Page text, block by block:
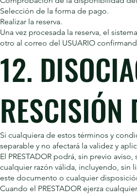
Selección de la forma de pago.
Realizar la reserva.
Una vez procesada la reserva, el
otro al correo del USUARIO
12.
RESCISIÓN
Si cualquiera de estos términos y
separable y no afectará la validez y
El PRESTADOR podrá, sin previo
cualquier razón válida, incluyendo, sin
este documento o cualquier
Cuando el PRESTADOR ejerza